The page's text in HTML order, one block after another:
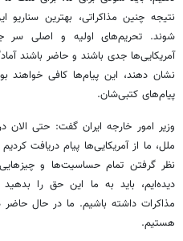
نتیجه چنین مذاکراتی، بهترین
شوند. تحریم‌های اولیه و اصلی سر
آمریکایی‌ها جدی باشند و حاضر باشند
نشان دهند، این پیام‌ها کافی خواهند
پیام‌های کتبی‌شان.
وزیر امور خارجه ایران گفت: حتی
ملل، ما از آمریکایی‌ها پیام دریافت
دیده‌ایم، باید به ما این حق را
مذاکرات داشته باشیم. ما در حال حاضر
هستیم.